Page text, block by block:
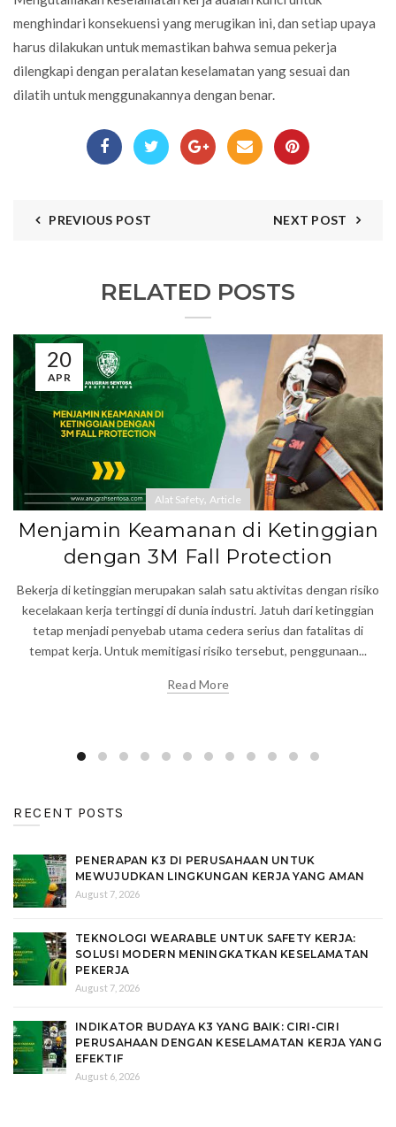
menghindari konsekuensi yang merugikan ini, dan setiap upaya
harus dilakukan untuk memastikan bahwa semua pekerja
dilengkapi dengan peralatan keselamatan yang sesuai dan
dilatih untuk menggunakannya dengan benar.
PREVIOUS POST NEXT POST
RELATED POSTS
20
APR
Alat Safety, Article
Menjamin Keamanan di Ketinggian
dengan 3M Fall Protection
Bekerja di ketinggian merupakan salah satu aktivitas dengan risiko
kecelakaan kerja tertinggi di dunia industri. Jatuh dari ketinggian
tetap menjadi penyebab utama cedera serius dan fatalitas di
tempat kerja. Untuk memitigasi risiko tersebut, penggunaan...
Read More
RECENT POSTS
PENERAPAN K3 DI PERUSAHAAN UNTUK
MEWUJUDKAN LINGKUNGAN KERJA YANG AMAN
August 7, 2026
TEKNOLOGI WEARABLE UNTUK SAFETY KERJA:
SOLUSI MODERN MENINGKATKAN KESELAMATAN
PEKERJA
August 7, 2026
INDIKATOR BUDAYA K3 YANG BAIK: CIRI-CIRI
PERUSAHAAN DENGAN KESELAMATAN KERJA YANG
EFEKTIF
August 6, 2026